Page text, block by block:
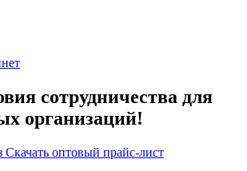
сотрудничества для
организаций!
Скачать оптовый прайс-лист